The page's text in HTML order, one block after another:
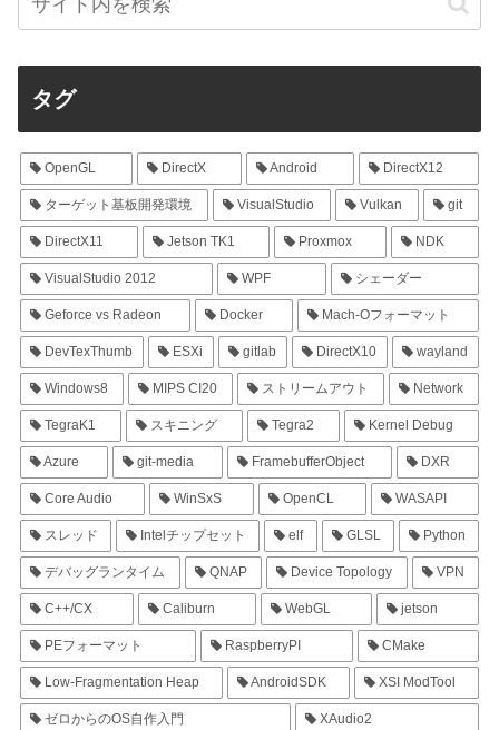
タグ
OpenGL DirectX Android DirectX12
ターゲット基板開発環境 VisualStudio Vulkan git
DirectX11 Jetson TK1 Proxmox NDK
VisualStudio 2012 WPF シェーダー
Geforce vs Radeon Docker Mach-Oフォーマット
DevTexThumb ESXi gitlab DirectX10 wayland
Windows8 MIPS CI20 ストリームアウト Network
TegraK1 スキニング Tegra2 Kernel Debug
Azure git-media FramebufferObject DXR
Core Audio WinSxS OpenCL WASAPI
スレッド Intelチップセット elf GLSL Python
デバッグランタイム QNAP Device Topology VPN
C++/CX Caliburn WebGL jetson
PEフォーマット RaspberryPI CMake
Low-Fragmentation Heap AndroidSDK XSI ModTool
ゼロからのOS自作入門 XAudio2